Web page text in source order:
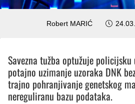
Robert MARIĆ
Savezna tužba optužuje
potajno uzimanje uzoraka DNK
trajno pohranjivanje genetskog
nereguliranu bazu podataka.